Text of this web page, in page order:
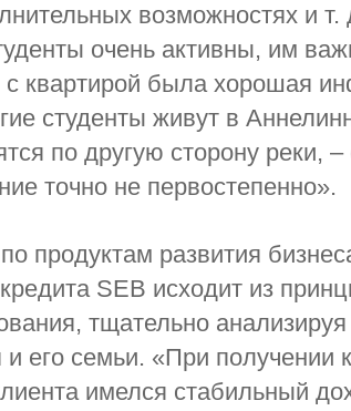
возможностях и т.
очень активны, им
квартирой была хорошая
студенты живут в
по другую сторону реки, –
точно не первостепенно».
продуктам развития
SEB исходит из
тщательно
и его семьи. «При получении
имелся стабильный